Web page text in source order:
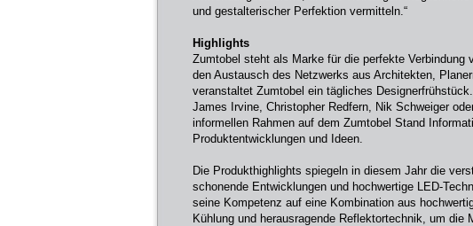
und gestalterischer Perfektion vermitteln.“
Highlights
Zumtobel steht als Marke für die perfekte Verbindung
den Austausch des Netzwerks aus Architekten,
veranstaltet Zumtobel ein tägliches
James Irvine, Christopher Redfern, Nik Schweiger
informellen Rahmen auf dem Zumtobel Stand
Produktentwicklungen und Ideen.
Die Produkthighlights spiegeln in diesem Jahr die
schonende Entwicklungen und hochwertige LED-
seine Kompetenz auf eine Kombination aus
Kühlung und herausragende Reflektortechnik, um die